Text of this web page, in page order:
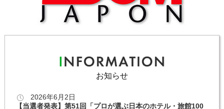
お知らせ
2026年6月2日
【当選者発表】第51回「プロが選ぶ日本のホテル・旅館100